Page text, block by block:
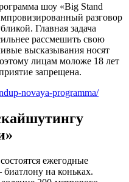
шоу «Big Stand
разговор
Главная задача
рассмешить свою
высказывания носят
лицам моложе 18 лет
запрещена.
novaya-programma/
ежегодные
на коньках.